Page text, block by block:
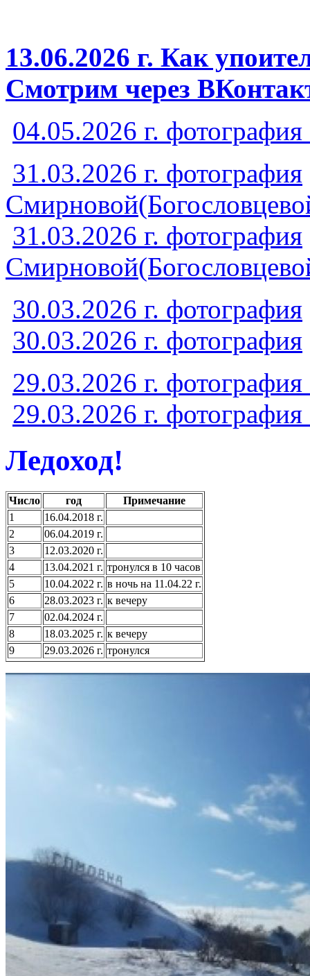
13.06.2026 г. Как
Смотрим через
04.05.2026 г.
31.03.2026 г. фотография
31.03.2026 г. фотография
30.03.2026 г. фотография
30.03.2026 г. фотография
29.03.2026 г.
29.03.2026 г.
Ледоход!
Число год
Примечание
1
16.04.2018 г.
2
06.04.2019 г.
3
12.03.2020 г.
4
13.04.2021 г. тронулся в 10 часов
5
10.04.2022 г. в ночь на 11.04.22 г.
6
28.03.2023 г. к вечеру
7
02.04.2024 г.
8
18.03.2025 г. к вечеру
9
29.03.2026 г. тронулся